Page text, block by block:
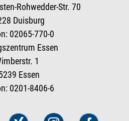
Rohwedder-Str. 70
Duisburg
02065-770-0
Essen
1
Essen
0201-8406-6